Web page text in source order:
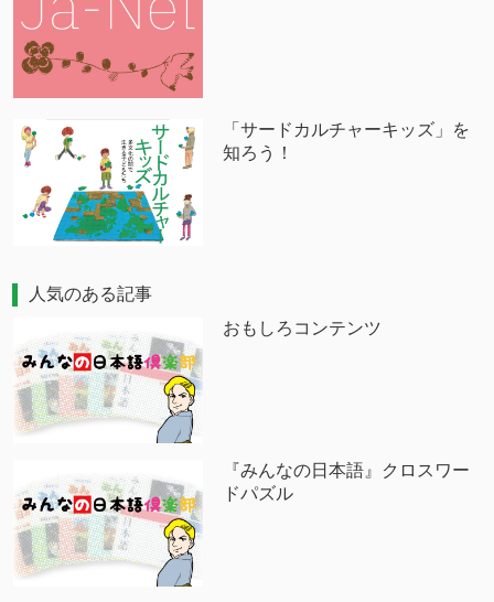
「サードカルチャーキッズ」を
知ろう！
人気のある記事
おもしろコンテンツ
『みんなの日本語』クロスワー
ドパズル